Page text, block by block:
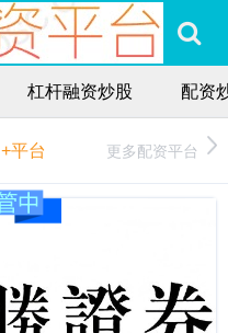
杠杆融资炒股 配资
+平台 更多配资平台